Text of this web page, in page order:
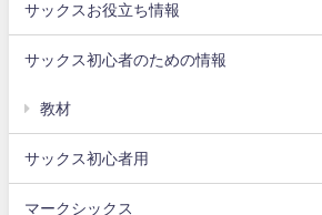
サックスお役立ち情報
サックス初心者のための情報
教材
サックス初心者用
マークシックス